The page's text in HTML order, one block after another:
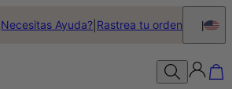
Ayuda? Rastrea tu orden